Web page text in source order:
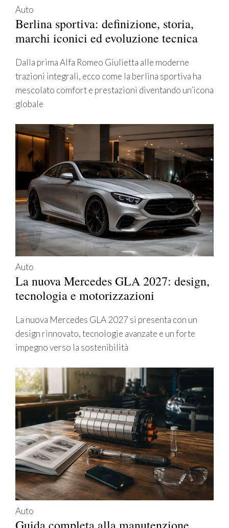
Auto
Berlina sportiva: definizione, storia,
marchi iconici ed evoluzione tecnica
Dalla prima Alfa Romeo Giulietta alle moderne
trazioni integrali, ecco come la berlina sportiva ha
mescolato comfort e prestazioni diventando un’icona
globale
Auto
La nuova Mercedes GLA 2027: design,
tecnologia e motorizzazioni
La nuova Mercedes GLA 2027 si presenta con un
design rinnovato, tecnologie avanzate e un forte
impegno verso la sostenibilità
Auto
Guida completa alla manutenzione